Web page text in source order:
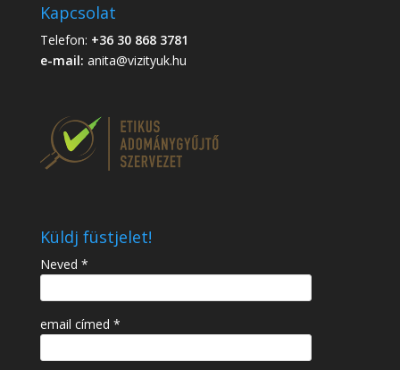
Kapcsolat
Telefon: +36 30 868 3781
e-mail: anita@vizityuk.hu
Küldj füstjelet!
Neved *
email címed *